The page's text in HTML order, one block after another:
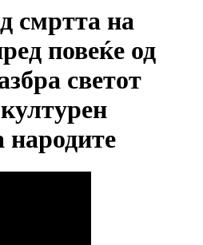
смртта на
повеќе од
светот
народите